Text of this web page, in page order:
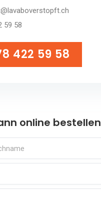
59 58
422 59 58
422 59 58
online bestellen